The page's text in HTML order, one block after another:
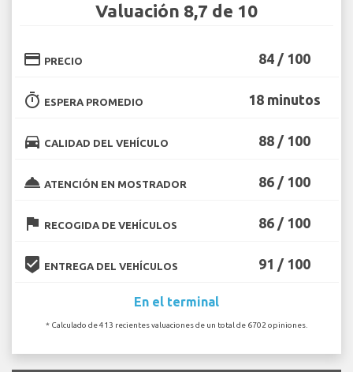
Valuación 8,7 de 10
credit_card PRECIO 84 / 100
timer ESPERA PROMEDIO 18 minutos
directions_car CALIDAD DEL VEHÍCULO 88 / 100
room_service ATENCIÓN EN MOSTRADOR 86 / 100
flag RECOGIDA DE VEHÍCULOS 86 / 100
beenhere ENTREGA DEL VEHÍCULOS 91 / 100
En el terminal
* Calculado de 413 recientes valuaciones de un total de 6702 opiniones.